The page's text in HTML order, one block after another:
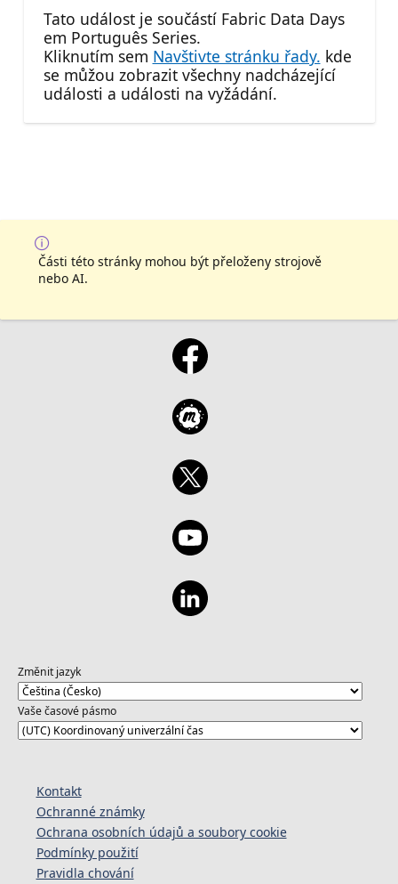
Tato událost je součástí Fabric Data Days
em Português Series.
Kliknutím sem Navštivte stránku řady. kde
se můžou zobrazit všechny nadcházející
události a události na vyžádání.
Části této stránky mohou být přeloženy strojově
nebo AI.
Změnit jazyk
Vaše časové pásmo
Kontakt
Ochranné známky
Ochrana osobních údajů a soubory cookie
Podmínky použití
Pravidla chování